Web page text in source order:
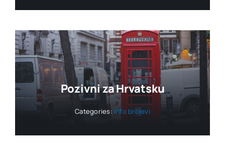
Pozivni za Hrvatsku
Categories: Info brojevi